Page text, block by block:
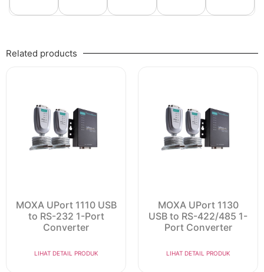
Related products
MOXA UPort 1110 USB
to RS-232 1-Port
Converter
LIHAT DETAIL PRODUK
MOXA UPort 1130
USB to RS-422/485 1-
Port Converter
LIHAT DETAIL PRODUK